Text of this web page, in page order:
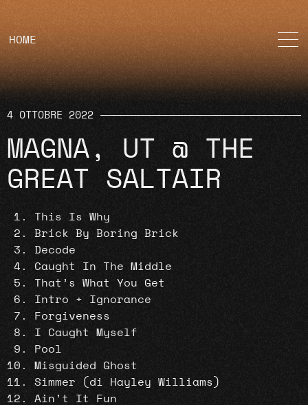
HOME
4 OTTOBRE 2022
MAGNA, UT @ THE
GREAT SALTAIR
This Is Why
Brick By Boring Brick
Decode
Caught In The Middle
That’s What You Get
Intro + Ignorance
Forgiveness
I Caught Myself
Pool
Misguided Ghost
Simmer (di Hayley Williams)
Ain’t It Fun